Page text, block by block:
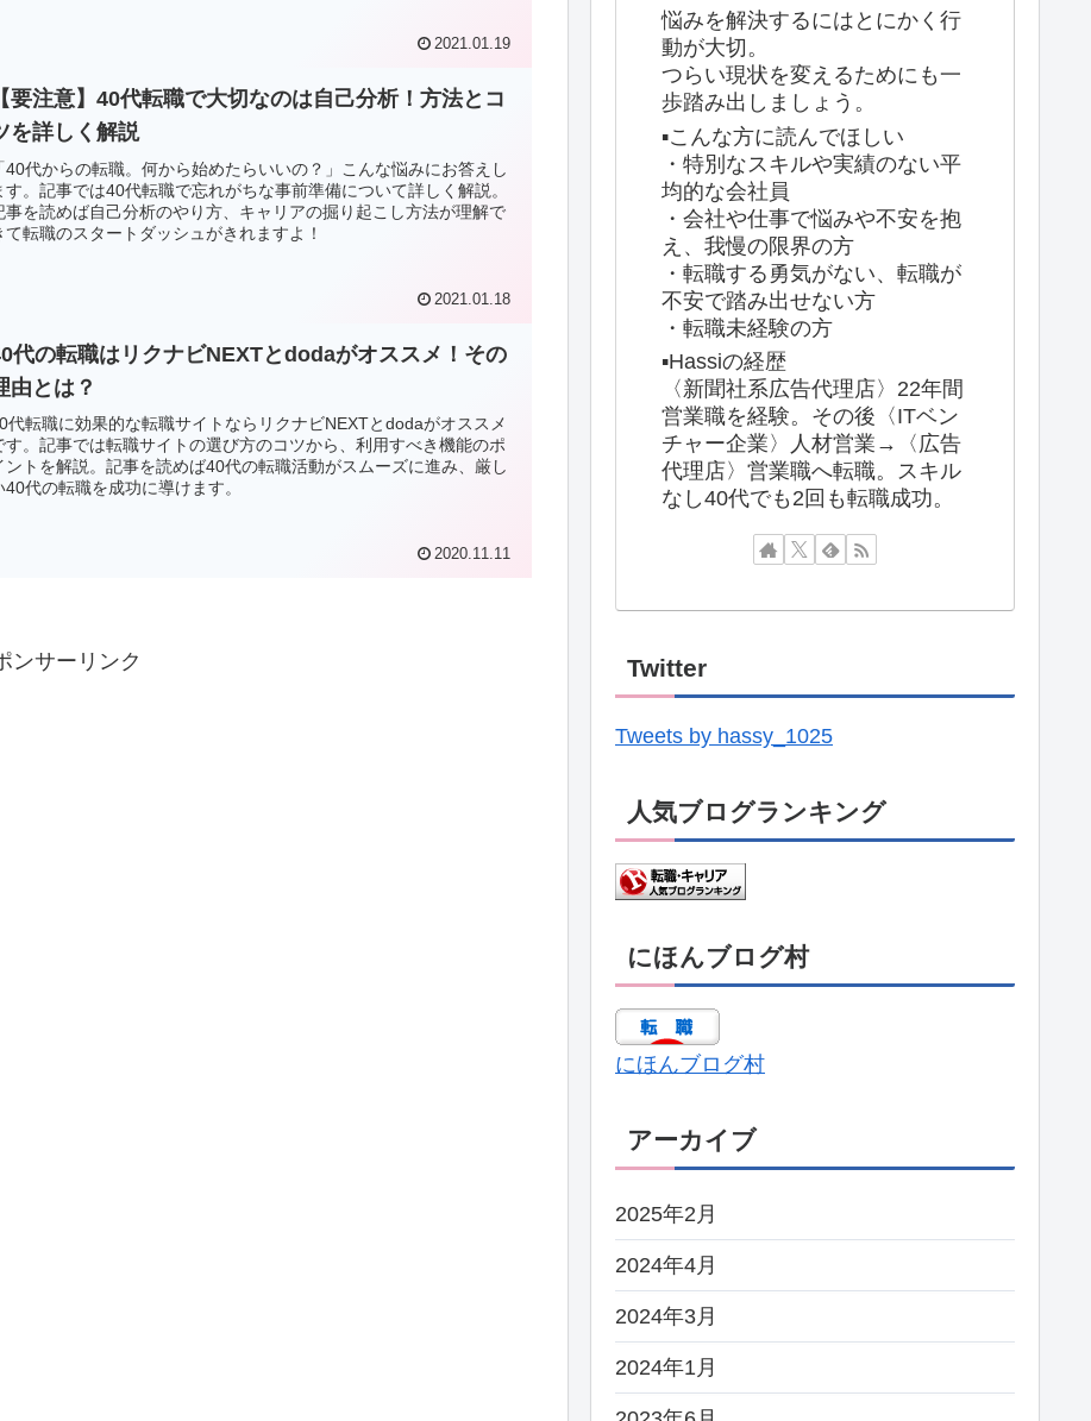
2021.01.19
【要注意】40代転職で大切なのは自己分析！方法とコ
を詳しく解説
「40代からの転職。何から始めたらいいの？」こんな悩みにお答えし
す。記事では40代転職で忘れがちな事前準備について詳しく解説。
事を読めば自己分析のやり方、キャリアの掘り起こし方法が理解で
て転職のスタートダッシュがきれますよ！
2021.01.18
代の転職はリクナビNEXTとdodaがオススメ！その
由とは？
代転職に効果的な転職サイトならリクナビNEXTとdodaがオススメ
す。記事では転職サイトの選び方のコツから、利用すべき機能のポ
ントを解説。記事を読めば40代の転職活動がスムーズに進み、厳し
40代の転職を成功に導けます。
2020.11.11
ンサーリンク
悩みを解決するにはとにかく行
動が大切。
つらい現状を変えるためにも一
歩踏み出しましょう。
▪️こんな方に読んでほしい
・特別なスキルや実績のない平
均的な会社員
・会社や仕事で悩みや不安を抱
え、我慢の限界の方
・転職する勇気がない、転職が
不安で踏み出せない方
・転職未経験の方
▪️Hassiの経歴
〈新聞社系広告代理店〉22年間
営業職を経験。その後〈ITベン
チャー企業〉人材営業→〈広告
代理店〉営業職へ転職。スキル
なし40代でも2回も転職成功。
Twitter
Tweets by hassy_1025
人気ブログランキング
にほんブログ村
にほんブログ村
アーカイブ
2025年2月
2024年4月
2024年3月
2024年1月